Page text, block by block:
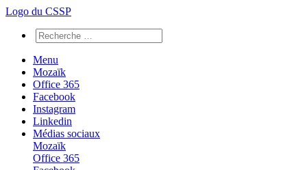
Logo du CSSP
Menu
Mozaïk
Office 365
Facebook
Instagram
Linkedin
Médias sociaux
Mozaïk
Office 365